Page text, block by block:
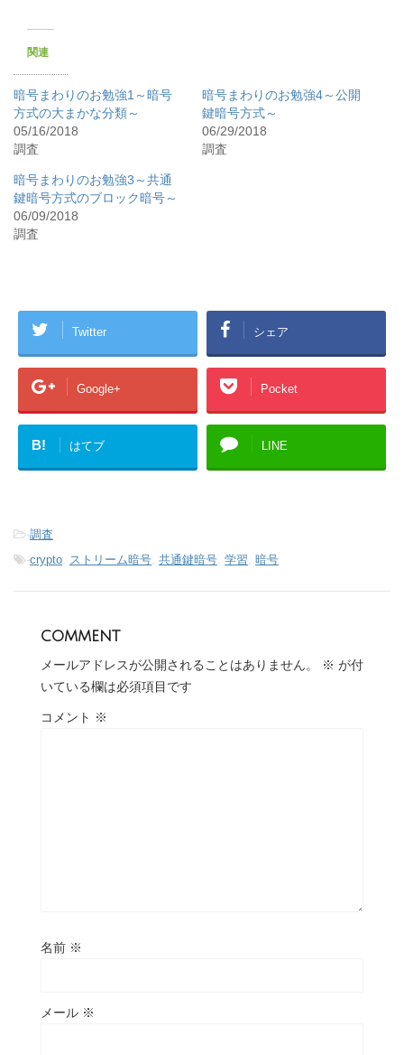
関連
暗号まわりのお勉強1～暗号
方式の大まかな分類～
05/16/2018
調査
暗号まわりのお勉強4～公開
鍵暗号方式～
06/29/2018
調査
暗号まわりのお勉強3～共通
鍵暗号方式のブロック暗号～
06/09/2018
調査
Twitter シェア
Google+ Pocket
B! はてブ LINE
-調査
-crypto ストリーム暗号 共通鍵暗号 学習 暗号
comment
メールアドレスが公開されることはありません。 ※ が付
いている欄は必須項目です
コメント ※
名前 ※
メール ※